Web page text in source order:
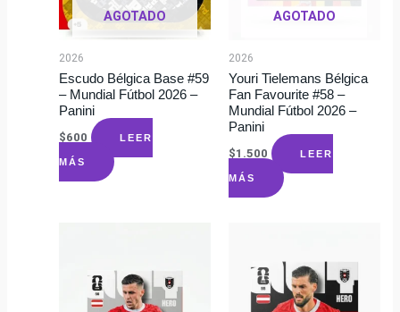
AGOTADO
2026
Escudo Bélgica Base #59
– Mundial Fútbol 2026 –
Panini
$600 LEER
MÁS
AGOTADO
2026
Youri Tielemans Bélgica
Fan Favourite #58 –
Mundial Fútbol 2026 –
Panini
$1.500 LEER
MÁS